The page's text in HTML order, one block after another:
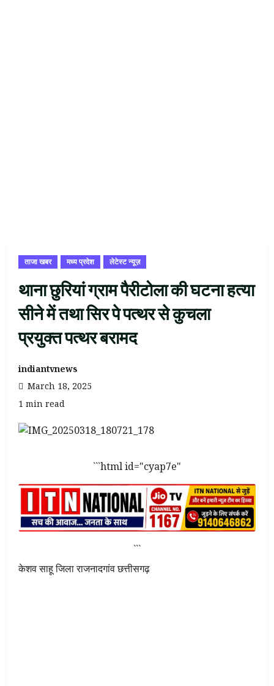
ताजा खबर मध्य प्रदेश लेटेस्ट न्यूज़
थाना छुरियां ग्राम पैरीटोला की घटना हत्या
सीने में तथा सिर पे पत्थर से कुचला
प्रयुक्त पत्थर बरामद
indiantvnews
March 18, 2025
1 min read
```html id="cyap7e"
```
केशव साहू जिला राजनादगांव छत्तीसगढ़